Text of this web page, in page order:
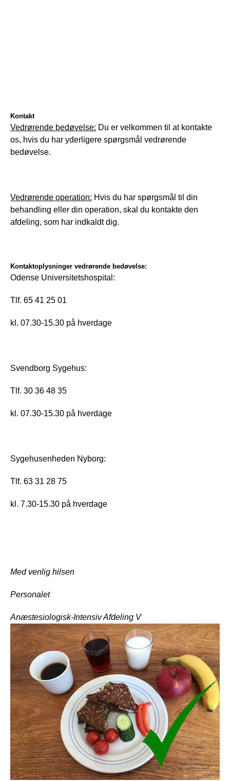
Kontakt
Vedrørende bedøvelse: Du er velkommen til at kontakte
os, hvis du har yderligere spørgsmål vedrørende
bedøvelse.
Vedrørende operation: Hvis du har spørgsmål til din
behandling eller din operation, skal du kontakte den
afdeling, som har indkaldt dig.
Kontaktoplysninger vedrørende bedøvelse:
Odense Universitetshospital:
Tlf. 65 41 25 01
kl. 07.30-15.30 på hverdage
Svendborg Sygehus:
Tlf. 30 36 48 35
kl. 07.30-15.30 på hverdage
Sygehusenheden Nyborg:
Tlf. 63 31 28 75
kl. 7.30-15.30 på hverdage
Med venlig hilsen
Personalet
Anæstesiologisk-Intensiv Afdeling V